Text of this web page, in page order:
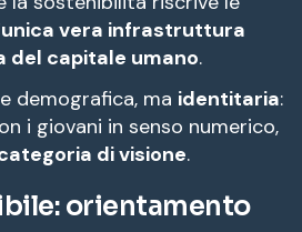
vera infrastruttura
del capitale umano.
demografica, ma identitaria:
i giovani in senso numerico,
di visione.
orientamento